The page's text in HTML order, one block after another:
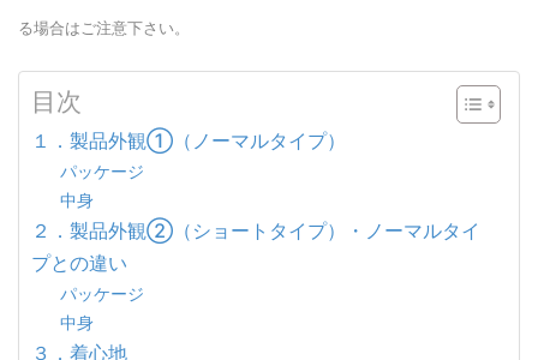
る場合はご注意下さい。
目次
１．製品外観①（ノーマルタイプ）
パッケージ
中身
２．製品外観②（ショートタイプ）・ノーマルタイ
プとの違い
パッケージ
中身
３．着心地